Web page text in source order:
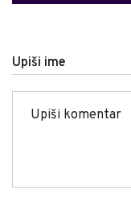
Upiši ime